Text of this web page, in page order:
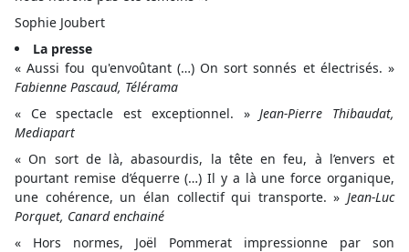
Sophie Joubert
La presse
« Aussi fou qu'envoûtant (…) On sort sonnés et électrisés. »
Fabienne Pascaud, Télérama
« Ce spectacle est exceptionnel. »Jean-Pierre Thibaudat,
Mediapart
« On sort de là, abasourdis, la tête en feu, à l’envers et
pourtant remise d’équerre (…) Il y a là une force organique,
une cohérence, un élan collectif qui transporte. » Jean-Luc
Porquet, Canard enchainé
« Hors normes, Joël Pommerat impressionne par son